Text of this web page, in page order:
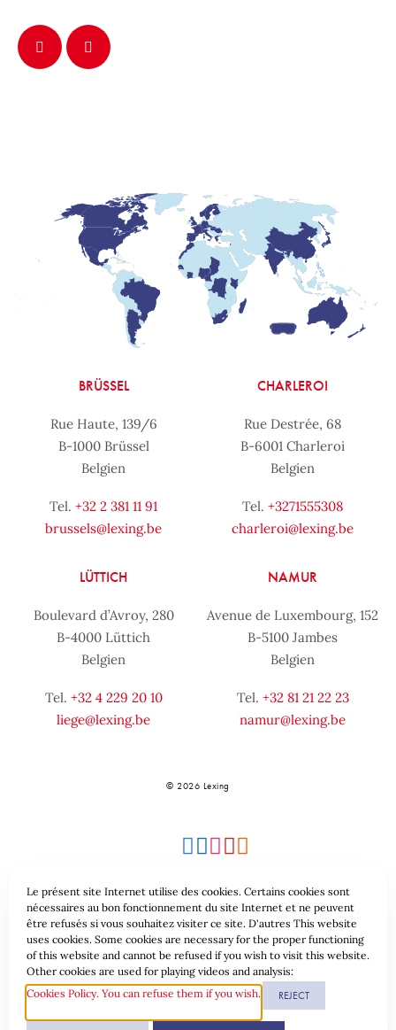
BRÜSSEL
Rue Haute, 139/6
B-1000 Brüssel
Belgien
Tel. +32 2 381 11 91
brussels@lexing.be
CHARLEROI
Rue Destrée, 68
B-6001 Charleroi
Belgien
Tel. +3271555308
charleroi@lexing.be
LÜTTICH
Boulevard d’Avroy, 280
B-4000 Lüttich
Belgien
Tel. +32 4 229 20 10
liege@lexing.be
NAMUR
Avenue de Luxembourg, 152
B-5100 Jambes
Belgien
Tel. +32 81 21 22 23
namur@lexing.be
© 2026 Lexing
Seitenübersicht Allgemeine geschäftsbedingungen
Datenschutzrichtlinie & Cookies
Website erstellt durch
Le présent site Internet utilise des cookies. Certains cookies sont
nécessaires au bon fonctionnement du site Internet et ne peuvent
être refusés si vous souhaitez visiter ce site. D'autres This website
uses cookies. Some cookies are necessary for the proper functioning
of this website and cannot be refused if you wish to visit this website.
Other cookies are used for playing videos and analysis:
Cookies Policy. You can refuse them if you wish.
REJECT